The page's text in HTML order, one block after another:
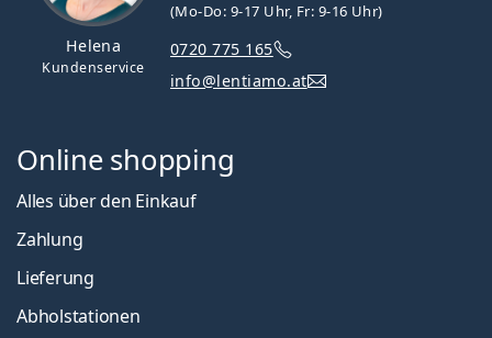
Helena
Kundenservice
(Mo-Do: 9-17 Uhr, Fr: 9-16 Uhr)
0720 775 165
info@lentiamo.at
Online shopping
Alles über den Einkauf
Zahlung
Lieferung
Abholstationen